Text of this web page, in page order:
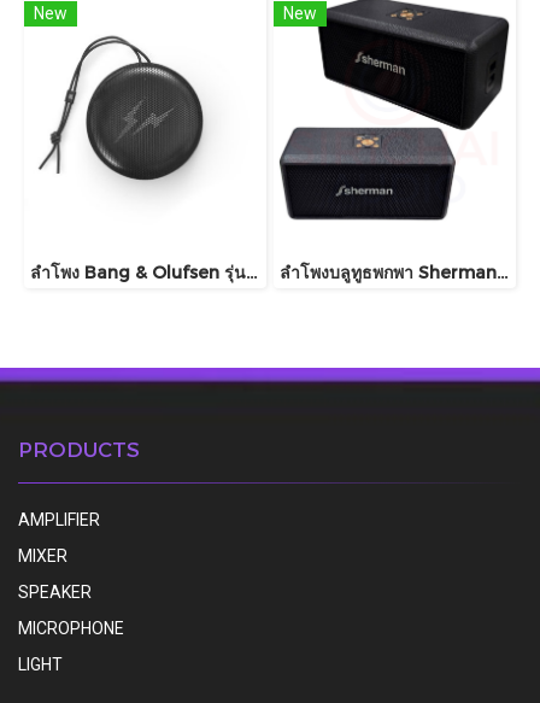
New
ลำโพง Bang & Olufsen รุ่น Beosound A1 3rd Gen X Fragment Edition
New
ลำโพงบลูทูธพกพา Sherman รุ่น SB11
PRODUCTS
AMPLIFIER
MIXER
SPEAKER
MICROPHONE
LIGHT